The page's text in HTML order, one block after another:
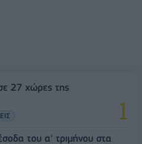
27 χώρες της
του α' τριμήνου στα